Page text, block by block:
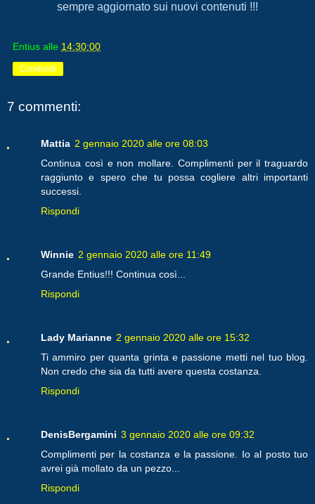
sempre aggiornato sui nuovi contenuti !!!
Entius alle 14:30:00
Condividi
7 commenti:
Mattia 2 gennaio 2020 alle ore 08:03
Continua così e non mollare. Complimenti per il traguardo
raggiunto e spero che tu possa cogliere altri importanti
successi.
Rispondi
Winnie 2 gennaio 2020 alle ore 11:49
Grande Entius!!! Continua così...
Rispondi
Lady Marianne 2 gennaio 2020 alle ore 15:32
Ti ammiro per quanta grinta e passione metti nel tuo blog.
Non credo che sia da tutti avere questa costanza.
Rispondi
DenisBergamini 3 gennaio 2020 alle ore 09:32
Complimenti per la costanza e la passione. Io al posto tuo
avrei già mollato da un pezzo...
Rispondi